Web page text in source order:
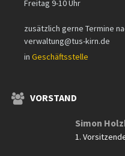
Freitag 9-10 Uhr
zusätzlich gerne Termine
verwaltung@tus-kirn.de
in Geschäftsstelle
VORSTAND
Simon
1.